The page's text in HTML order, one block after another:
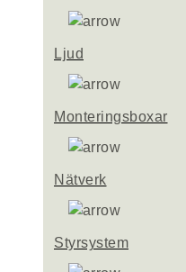
Ljud
Monteringsboxar
Nätverk
Styrsystem